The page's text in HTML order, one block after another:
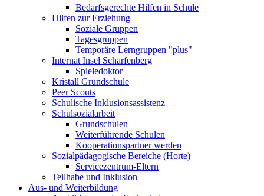
Bedarfsgerechte Hilfen in Schule
Hilfen zur Erziehung
Soziale Gruppen
Tagesgruppen
Temporäre Lerngruppen "plus"
Internat Insel Scharfenberg
Spieledoktor
Kristall Grundschule
Peer Scouts
Schulische Inklusionsassistenz
Schulsozialarbeit
Grundschulen
Weiterführende Schulen
Kooperationspartner werden
Sozialpädagogische Bereiche (Horte)
Servicezentrum-Eltern
Teilhabe und Inklusion
Aus- und Weiterbildung